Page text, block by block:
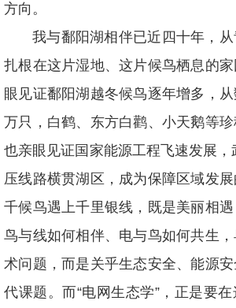
方向。
我与鄱阳湖相伴已近四十年，
扎根在这片湿地、这片候鸟栖息的
眼见证鄱阳湖越冬候鸟逐年增多，
万只，白鹤、东方白鹳、小天鹅等珍
也亲眼见证国家能源工程飞速发展
压线路横贯湖区，成为保障区域发
千候鸟遇上千里银线，既是美丽相遇
鸟与线如何相伴、电与鸟如何共生
术问题，而是关乎生态安全、能源
代课题。而“电网生态学”，正是要